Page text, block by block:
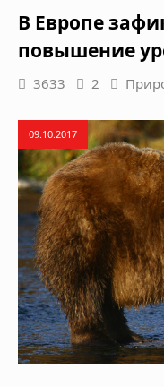
В Европе
повышение
3633 2
09.10.2017